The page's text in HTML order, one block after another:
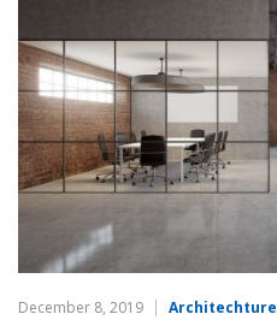
December 8, 2019 Architechture